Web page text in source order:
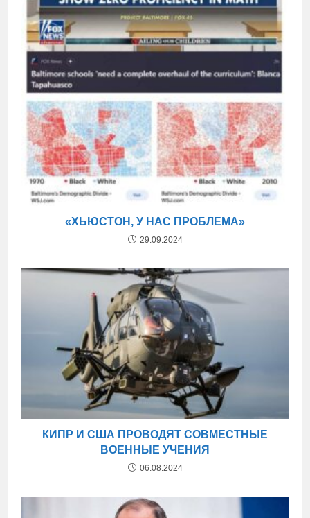
«ХЬЮСТОН, У НАС ПРОБЛЕМА»
29.09.2024
КИПР И США ПРОВОДЯТ СОВМЕСТНЫЕ
ВОЕННЫЕ УЧЕНИЯ
06.08.2024